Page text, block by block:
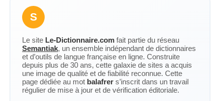
S
Le site Le-Dictionnaire.com fait partie du réseau
Semantiak, un ensemble indépendant de dictionnaires
et d’outils de langue française en ligne. Construite
depuis plus de 30 ans, cette galaxie de sites a acquis
une image de qualité et de fiabilité reconnue. Cette
page dédiée au mot balafrer s’inscrit dans un travail
régulier de mise à jour et de vérification éditoriale.